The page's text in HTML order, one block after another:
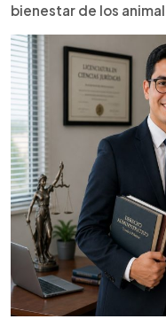
bienestar de los